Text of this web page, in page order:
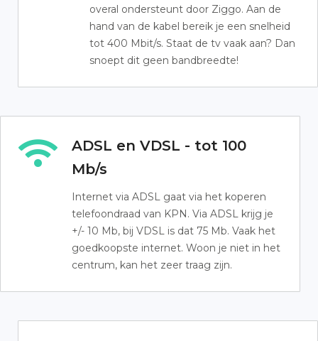
overal ondersteunt door Ziggo. Aan de
hand van de kabel bereik je een snelheid
tot 400 Mbit/s. Staat de tv vaak aan? Dan
snoept dit geen bandbreedte!
ADSL en VDSL - tot 100
Mb/s
Internet via ADSL gaat via het koperen
telefoondraad van KPN. Via ADSL krijg je
+/- 10 Mb, bij VDSL is dat 75 Mb. Vaak het
goedkoopste internet. Woon je niet in het
centrum, kan het zeer traag zijn.